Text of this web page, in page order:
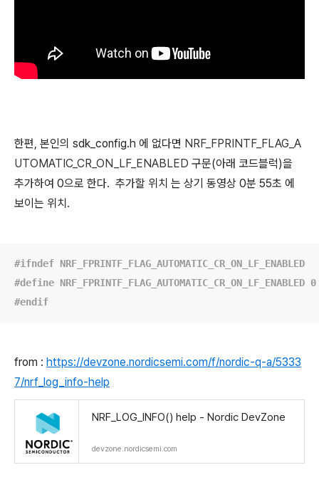
한편, 본인의 sdk_config.h 에 없다면 NRF_FPRINTF_FLAG_A
UTOMATIC_CR_ON_LF_ENABLED 구문(아래 코드블럭)을
추가하여 0으로 한다. 추가할 위치 는 상기 동영상 0분 55초 에
보이는 위치.
#ifndef NRF_FPRINTF_FLAG_AUTOMATIC_CR_ON_LF_ENABLED
#define NRF_FPRINTF_FLAG_AUTOMATIC_CR_ON_LF_ENABLED 0
#endif
from : https://devzone.nordicsemi.com/f/nordic-q-a/5333
7/nrf_log_info-help
NRF_LOG_INFO() help - Nordic DevZone
devzone.nordicsemi.com